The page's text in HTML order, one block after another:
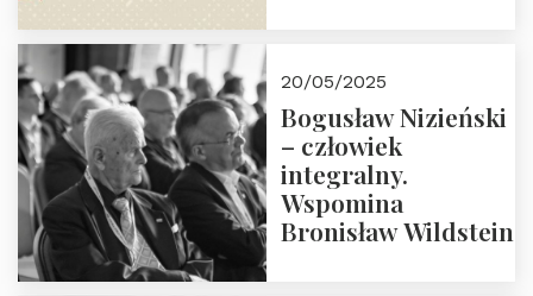
20/05/2025
Bogusław Nizieński
– człowiek
integralny.
Wspomina
Bronisław Wildstein